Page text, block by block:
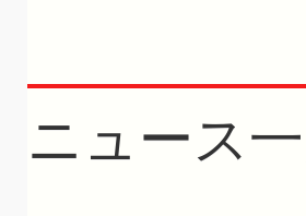
ニュース